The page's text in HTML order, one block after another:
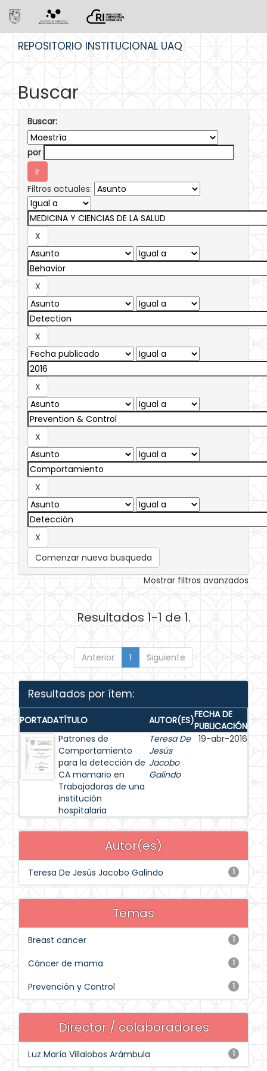
REPOSITORIO INSTITUCIONAL UAQ
Buscar
Buscar:
por
Filtros actuales:
Comenzar nueva busqueda
Mostrar filtros avanzados
Resultados 1-1 de 1.
Anterior 1 Siguiente
Resultados por ítem:
PORTADATÍTULO AUTOR(ES)FECHA DE
PUBLICACIÓN
Patrones de
Comportamiento
para la detección de
CA mamario en
Trabajadoras de una
institución
hospitalaria
Teresa De
Jesús
Jacobo
Galindo
19-abr-2016
Autor(es)
1
Teresa De Jesús Jacobo Galindo
Temas
1
Breast cancer
1
Cáncer de mama
1
Prevención y Control
Director / colaboradores
1
Luz María Villalobos Arámbula